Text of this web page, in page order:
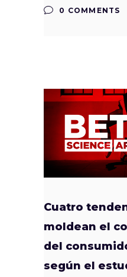
0 COMMENTS
Cuatro
moldean el
del
según el